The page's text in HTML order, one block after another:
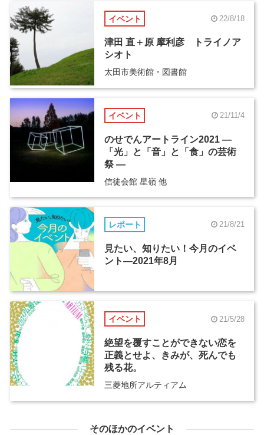
イベント 22/8/18
津田 直＋原 摩利彦 トライノア
シオト
太田市美術館・図書館
イベント 21/11/4
のせでんアートライン2021 ―
「光」と「音」と「食」の芸術
祭 ―
信徒会館 星嶺 他
レポート 21/8/21
見たい、知りたい！今月のイベ
ント―2021年8月
イベント 21/5/28
絶望を覆すことができない恋を
正義とせよ、きみが、死んでも
残る花。
三菱地所アルティアム
そのほかのイベント